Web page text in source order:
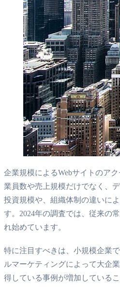
企業規模によるWebサイトのア
業員数や売上規模だけでなく、
投資規模や、組織体制の違いに
す。2024年の調査では、従来の
れ始めています。
特に注目すべきは、小規模企業
ルマーケティングによって大企
得している事例が増加しているこ